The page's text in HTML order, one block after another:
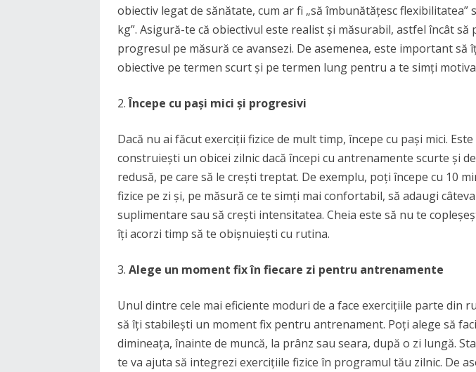
obiectiv legat de sănătate, cum ar fi „să îmbunătățesc flexibilitatea”
kg”. Asigură-te că obiectivul este realist și măsurabil, astfel încât să
progresul pe măsură ce avansezi. De asemenea, este important să
obiective pe termen scurt și pe termen lung pentru a te simți
Începe cu pași mici și progresivi
Dacă nu ai făcut exerciții fizice de mult timp, începe cu pași mici.
construiești un obicei zilnic dacă începi cu antrenamente scurte și
redusă, pe care să le crești treptat. De exemplu, poți începe cu 10
fizice pe zi și, pe măsură ce te simți mai confortabil, să adaugi
suplimentare sau să crești intensitatea. Cheia este să nu te
îți acorzi timp să te obișnuiești cu rutina.
Alege un moment fix în fiecare zi pentru antrenamente
Unul dintre cele mai eficiente moduri de a face exercițiile parte din
să îți stabilești un moment fix pentru antrenament. Poți alege să
dimineața, înainte de muncă, la prânz sau seara, după o zi lungă.
te va ajuta să integrezi exercițiile fizice în programul tău zilnic. De